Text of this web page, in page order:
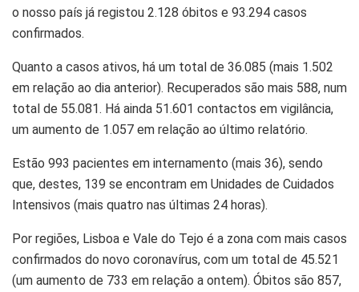
o nosso país já registou 2.128 óbitos e 93.294 casos
confirmados.
Quanto a casos ativos, há um total de 36.085 (mais 1.502
em relação ao dia anterior). Recuperados são mais 588, num
total de 55.081. Há ainda 51.601 contactos em vigilância,
um aumento de 1.057 em relação ao último relatório.
Estão 993 pacientes em internamento (mais 36), sendo
que, destes, 139 se encontram em Unidades de Cuidados
Intensivos (mais quatro nas últimas 24 horas).
Por regiões, Lisboa e Vale do Tejo é a zona com mais casos
confirmados do novo coronavírus, com um total de 45.521
(um aumento de 733 em relação a ontem). Óbitos são 857,